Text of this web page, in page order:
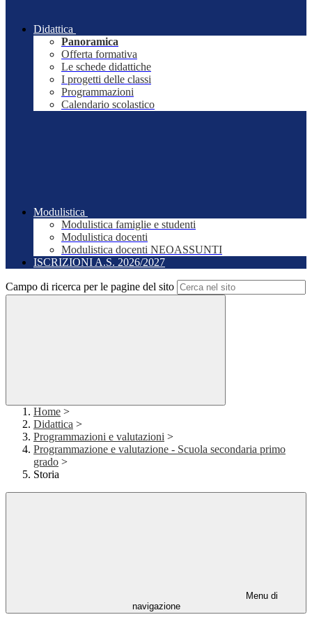
Didattica
Panoramica
Offerta formativa
Le schede didattiche
I progetti delle classi
Programmazioni
Calendario scolastico
Modulistica
Modulistica famiglie e studenti
Modulistica docenti
Modulistica docenti NEOASSUNTI
ISCRIZIONI A.S. 2026/2027
Campo di ricerca per le pagine del sito
Home >
Didattica >
Programmazioni e valutazioni >
Programmazione e valutazione - Scuola secondaria primo
grado >
Storia
Menu di
navigazione